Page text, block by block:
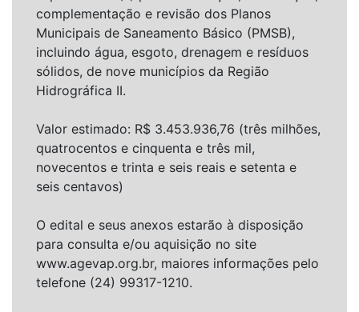
complementação e revisão dos Planos
Municipais de Saneamento Básico (PMSB),
incluindo água, esgoto, drenagem e resíduos
sólidos, de nove municípios da Região
Hidrográfica II.
Valor estimado: R$ 3.453.936,76 (três milhões,
quatrocentos e cinquenta e três mil,
novecentos e trinta e seis reais e setenta e
seis centavos)
O edital e seus anexos estarão à disposição
para consulta e/ou aquisição no site
www.agevap.org.br, maiores informações pelo
telefone (24) 99317-1210.